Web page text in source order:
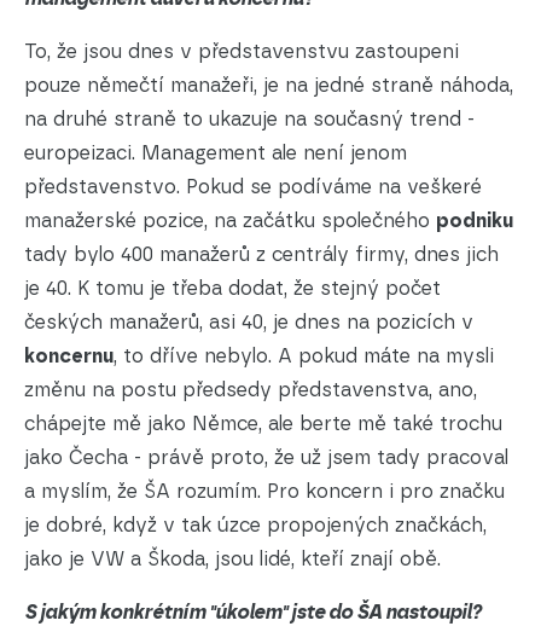
To, že jsou dnes v představenstvu zastoupeni
pouze němečtí manažeři, je na jedné straně náhoda,
na druhé straně to ukazuje na současný trend -
europeizaci. Management ale není jenom
představenstvo. Pokud se podíváme na veškeré
manažerské pozice, na začátku společného podniku
tady bylo 400 manažerů z centrály firmy, dnes jich
je 40. K tomu je třeba dodat, že stejný počet
českých manažerů, asi 40, je dnes na pozicích v
koncernu, to dříve nebylo. A pokud máte na mysli
změnu na postu předsedy představenstva, ano,
chápejte mě jako Němce, ale berte mě také trochu
jako Čecha - právě proto, že už jsem tady pracoval
a myslím, že ŠA rozumím. Pro koncern i pro značku
je dobré, když v tak úzce propojených značkách,
jako je VW a Škoda, jsou lidé, kteří znají obě.
S jakým konkrétním "úkolem" jste do ŠA nastoupil?